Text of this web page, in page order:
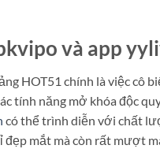
và app
HOT51 chính là việc cô
tính năng mở khóa độc
có thể trình diễn với chất
mắt mà còn rất mượt